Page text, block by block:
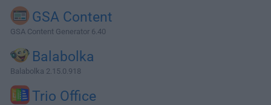
GSA Content
GSA Content Generator 6.40
Balabolka
Balabolka 2.15.0.918
Trio Office